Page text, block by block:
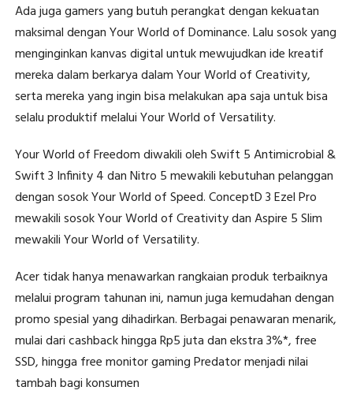
Ada juga gamers yang butuh perangkat dengan kekuatan
maksimal dengan Your World of Dominance. Lalu sosok yang
menginginkan kanvas digital untuk mewujudkan ide kreatif
mereka dalam berkarya dalam Your World of Creativity,
serta mereka yang ingin bisa melakukan apa saja untuk bisa
selalu produktif melalui Your World of Versatility.
Your World of Freedom diwakili oleh Swift 5 Antimicrobial &
Swift 3 Infinity 4 dan Nitro 5 mewakili kebutuhan pelanggan
dengan sosok Your World of Speed. ConceptD 3 Ezel Pro
mewakili sosok Your World of Creativity dan Aspire 5 Slim
mewakili Your World of Versatility.
Acer tidak hanya menawarkan rangkaian produk terbaiknya
melalui program tahunan ini, namun juga kemudahan dengan
promo spesial yang dihadirkan. Berbagai penawaran menarik,
mulai dari cashback hingga Rp5 juta dan ekstra 3%*, free
SSD, hingga free monitor gaming Predator menjadi nilai
tambah bagi konsumen